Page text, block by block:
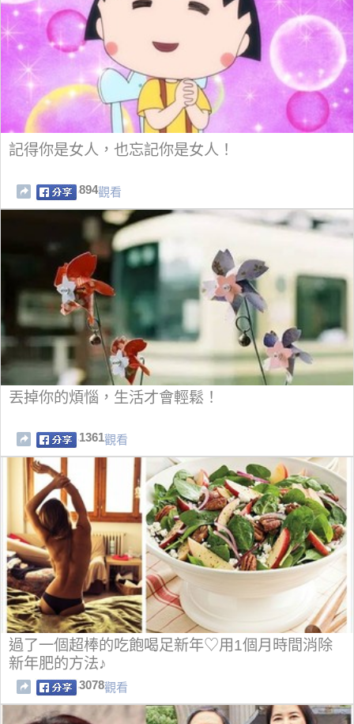
記得你是女人，也忘記你是女人！
894觀看
丟掉你的煩惱，生活才會輕鬆！
1361觀看
過了一個超棒的吃飽喝足新年♡用1個月時間消除
新年肥的方法♪
3078觀看